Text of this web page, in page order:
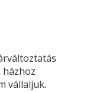
vállaljuk.